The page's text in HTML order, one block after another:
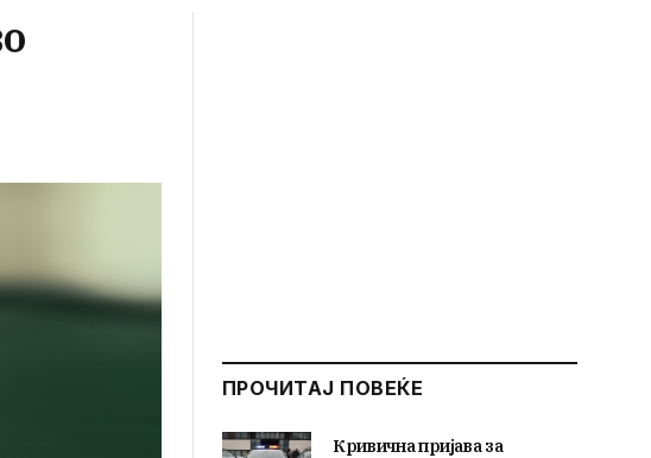
ПРОЧИТАЈ ПОВЕЌЕ
Кривична пријава за